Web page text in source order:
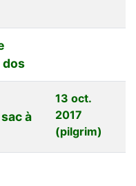
dos
à
13 oct.
2017
(pilgrim)